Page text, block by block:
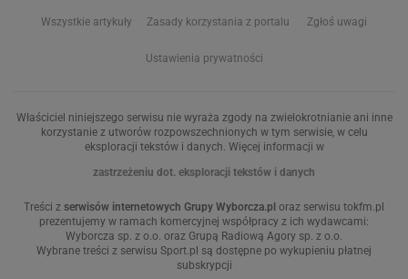
Wszystkie artykuły Zasady korzystania z portalu Zgłoś uwagi
Ustawienia prywatności
Właściciel niniejszego serwisu nie wyraża zgody na zwielokrotnianie ani inne
korzystanie z utworów rozpowszechnionych w tym serwisie, w celu
eksploracji tekstów i danych. Więcej informacji w
zastrzeżeniu dot. eksploracji tekstów i danych
Treści z serwisów internetowych Grupy Wyborcza.pl oraz serwisu tokfm.pl
prezentujemy w ramach komercyjnej współpracy z ich wydawcami:
Wyborcza sp. z o.o. oraz Grupą Radiową Agory sp. z o.o.
Wybrane treści z serwisu Sport.pl są dostępne po wykupieniu płatnej
subskrypcji